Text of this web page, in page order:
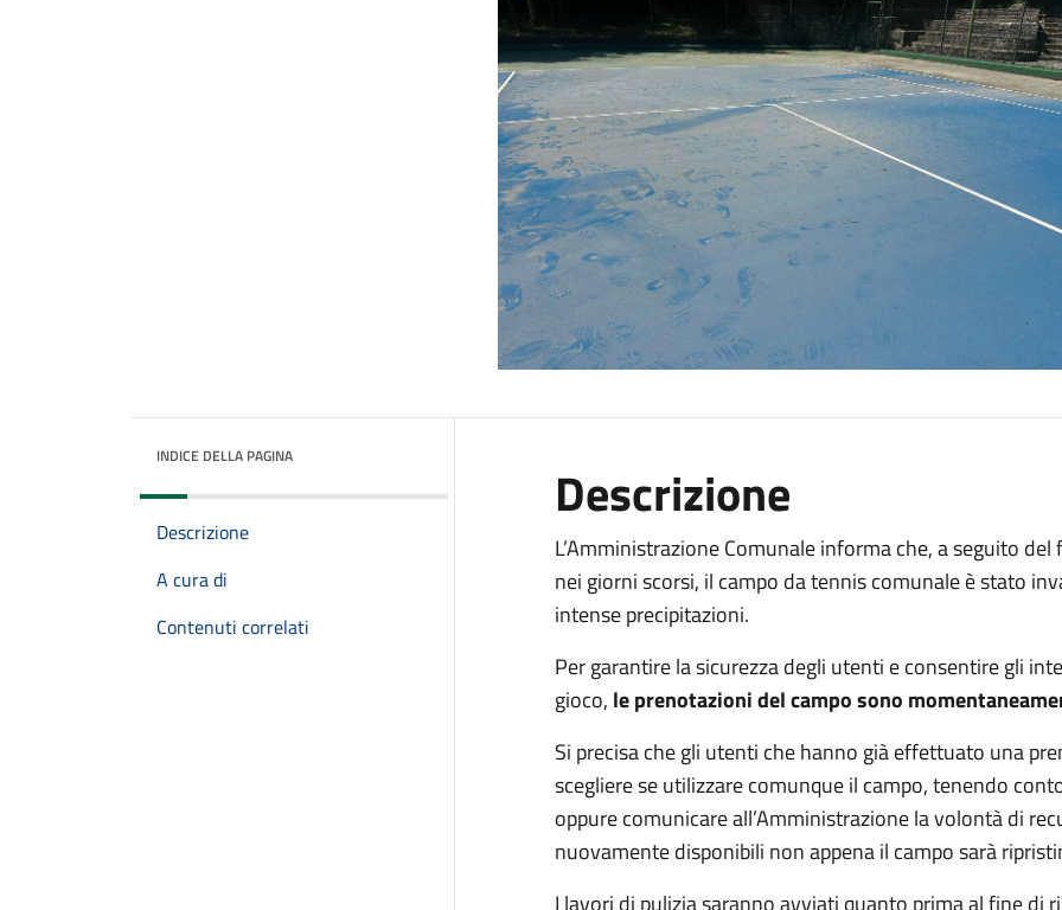
INDICE DELLA PAGINA
Descrizione
A cura di
Contenuti correlati
Descrizione
L’Amministrazione Comunale informa che, a seguito
nei giorni scorsi, il campo da tennis comunale è stato
intense precipitazioni.
Per garantire la sicurezza degli utenti e consentire gli
gioco, le prenotazioni del campo sono
Si precisa che gli utenti che hanno già effettuato una
scegliere se utilizzare comunque il campo, tenendo
oppure comunicare all’Amministrazione la volontà di
nuovamente disponibili non appena il campo sarà
I lavori di pulizia saranno avviati quanto prima al fine